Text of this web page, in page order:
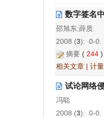
数字签名
邵旭东;薛质
2008 (3): 0-0.
摘要 ( 244
相关文章 | 计
试论网络
冯聪
2008 (3): 0-0.